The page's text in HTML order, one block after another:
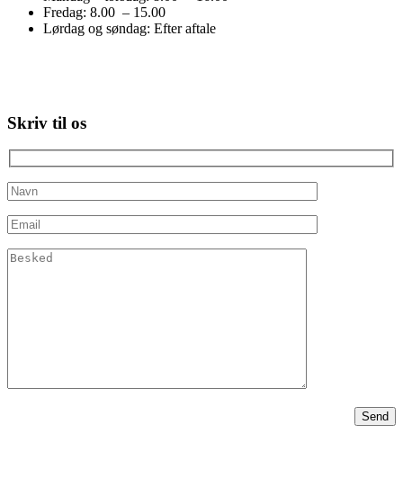
Fredag: 8.00 – 15.00
Lørdag og søndag: Efter aftale
Skriv til os